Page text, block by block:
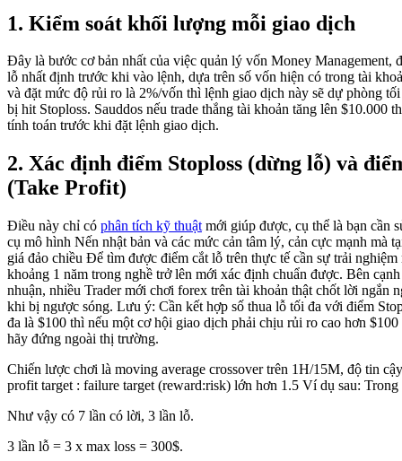
1. Kiểm soát khối lượng mỗi giao dịch
Đây là bước cơ bản nhất của việc quản lý vốn Money Management,
lỗ nhất định trước khi vào lệnh, dựa trên số vốn hiện có trong tài
và đặt mức độ rủi ro là 2%/vốn thì lệnh giao dịch này sẽ dự phòng
bị hit Stoploss. Sauddos nếu trade thắng tài khoản tăng lên $10.000
tính toán trước khi đặt lệnh giao dịch.
2. Xác định điểm Stoploss (dừng lỗ) và
(Take Profit)
Điều này chỉ có phân tích kỹ thuật mới giúp được, cụ thể là bạn cần
cụ mô hình Nến nhật bản và các mức cản tâm lý, cản cực mạnh mà
giá đảo chiều Để tìm được điểm cắt lỗ trên thực tế cần sự trải
khoảng 1 năm trong nghề trở lên mới xác định chuẩn được. Bên
nhuận, nhiều Trader mới chơi forex trên tài khoản thật chốt lời ngắn
khi bị ngược sóng. Lưu ý: Cần kết hợp số thua lỗ tối đa với điểm
đa là $100 thì nếu một cơ hội giao dịch phải chịu rủi ro cao hơn
hãy đứng ngoài thị trường.
Chiến lược chơi là moving average crossover trên 1H/15M, độ tin
profit target : failure target (reward:risk) lớn hơn 1.5 Ví dụ sau: Trong
Như vậy có 7 lần có lời, 3 lần lỗ.
3 lần lỗ = 3 x max loss = 300$.